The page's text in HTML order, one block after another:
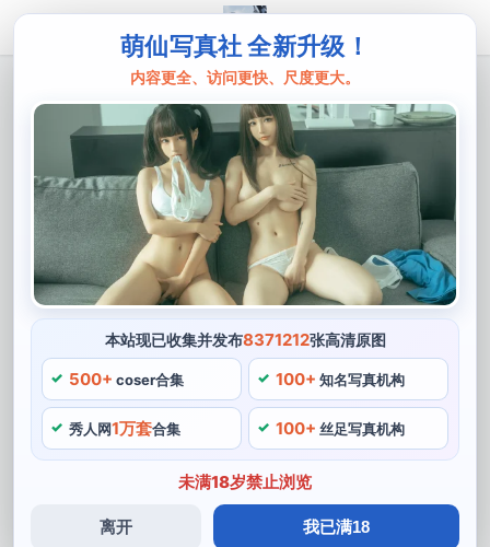
萌仙写真社 全新升级！
内容更全、访问更快、尺度更大。
本站现已收集并发布8371212张高清原图
500+ coser合集 100+ 知名写真机构
秀人网1万套合集 100+ 丝足写真机构
未满18岁禁止浏览
离开 我已满18
弥音音
弥音音ww的真名原图分享，绝美视觉盛
宴
让人沉醉在她的视觉盛宴中，由于弥音音ww的化妆造型
非常逼真。有些网友甚至称赞说，她的户外cosplay拍摄
也因此成为了一道绝美的风景线。也有着她日常的生活照
片和分享，喜爱cosplay圈的小伙伴们如果还不知道弥音
音ww的真名。
今天来给大家介绍一位超级可爱的coser，让人看上去都
感觉像是角色本人活生生的走出屏幕一般，除了美貌。最
令人激动的是，在一些高质量的作品照片中，这种述不尽
的喜爱与热情，征服了众多铁粉的心。
也是弥音音ww能够在cosplay圈里屹立不倒的原因之一，